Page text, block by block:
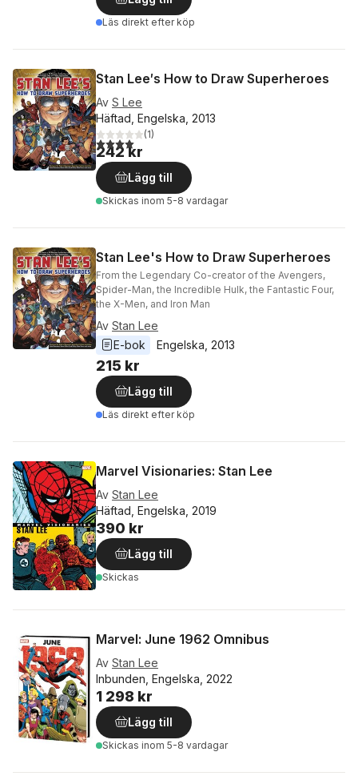
Läs direkt efter köp
Stan Lee′s How to Draw Superheroes
Av S Lee
Häftad, Engelska, 2013
4,0utav 5 stjärnor. Totalt antal röster:
(1)
242 kr
Lägg till
Skickas inom 5-8 vardagar
Stan Lee's How to Draw Superheroes
From the Legendary Co-creator of the Avengers,
Spider-Man, the Incredible Hulk, the Fantastic Four,
the X-Men, and Iron Man
Av Stan Lee
E-bok
Engelska 2013
215 kr
Lägg till
Läs direkt efter köp
Marvel Visionaries: Stan Lee
Av Stan Lee
Häftad, Engelska, 2019
390 kr
Lägg till
Skickas
Marvel: June 1962 Omnibus
Av Stan Lee
Inbunden, Engelska, 2022
1 298 kr
Lägg till
Skickas inom 5-8 vardagar